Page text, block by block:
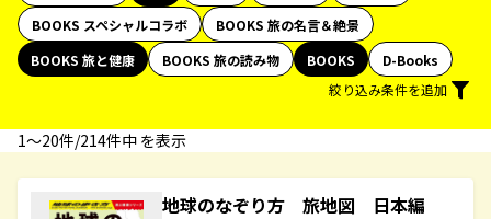
BOOKS スペシャルコラボ
BOOKS 旅の名言＆絶景
BOOKS 旅と健康
BOOKS 旅の読み物 BOOKS
D-Books
絞り込み条件を追加
1〜20件/214件中 を表示
地球のなぞり方 旅地図 日本編